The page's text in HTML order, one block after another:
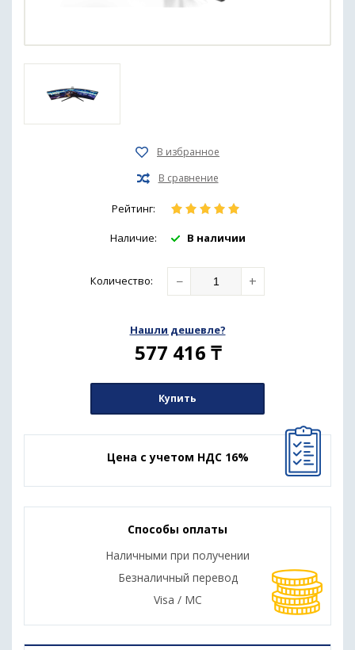
Рейтинг:
Наличие: В наличии
Количество: − +
Нашли дешевле?
577 416 ₸
Купить
Цена с учетом НДС 16%
Способы оплаты
Наличными при получении
Безналичный перевод
Visa / MC